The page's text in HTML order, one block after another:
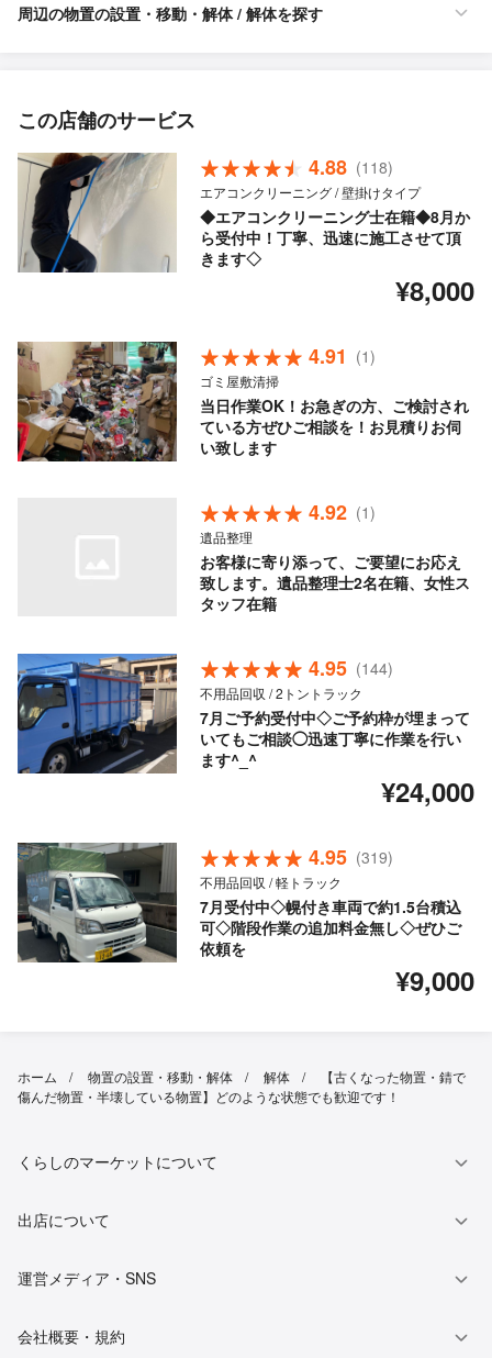
周辺の物置の設置・移動・解体 / 解体を探す
この店舗のサービス
4.88 (118)
エアコンクリーニング / 壁掛けタイプ
◆エアコンクリーニング士在籍◆8月か
ら受付中！丁寧、迅速に施工させて頂
きます◇
¥8,000
4.91 (1)
ゴミ屋敷清掃
当日作業OK！お急ぎの方、ご検討され
ている方ぜひご相談を！お見積りお伺
い致します
4.92 (1)
遺品整理
お客様に寄り添って、ご要望にお応え
致します。遺品整理士2名在籍、女性ス
タッフ在籍
4.95 (144)
不用品回収 / 2トントラック
7月ご予約受付中◇ご予約枠が埋まって
いてもご相談◯迅速丁寧に作業を行い
ます^_^
¥24,000
4.95 (319)
不用品回収 / 軽トラック
7月受付中◇幌付き車両で約1.5台積込
可◇階段作業の追加料金無し◇ぜひご
依頼を
¥9,000
ホーム 物置の設置・移動・解体 解体
【古くなった物置・錆で
傷んだ物置・半壊している物置】どのような状態でも歓迎です！
くらしのマーケットについて
出店について
運営メディア・SNS
会社概要・規約